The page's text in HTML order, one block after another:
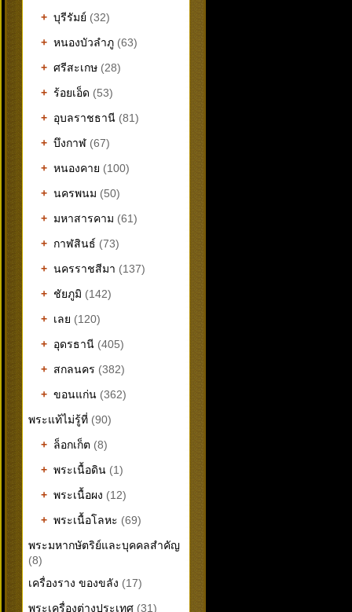
+ บุรีรัมย์ (32)
+ หนองบัวลำภู (63)
+ ศรีสะเกษ (28)
+ ร้อยเอ็ด (53)
+ อุบลราชธานี (81)
+ บึงกาฬ (67)
+ หนองคาย (100)
+ นครพนม (50)
+ มหาสารคาม (61)
+ กาฬสินธ์ (73)
+ นครราชสีมา (137)
+ ชัยภูมิ (142)
+ เลย (120)
+ อุดรธานี (405)
+ สกลนคร (382)
+ ขอนแก่น (362)
พระแท้ไม่รู้ที่ (90)
+ ล็อกเก็ต (8)
+ พระเนื้อดิน (1)
+ พระเนื้อผง (12)
+ พระเนื้อโลหะ (69)
พระมหากษัตริย์และบุคคลสำคัญ
(8)
เครื่องราง ของขลัง (17)
พระเครื่องต่างประเทศ (31)